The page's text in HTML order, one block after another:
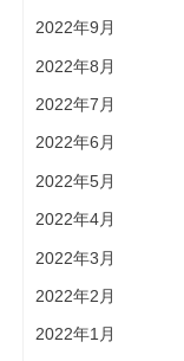
2022年9月
2022年8月
2022年7月
2022年6月
2022年5月
2022年4月
2022年3月
2022年2月
2022年1月